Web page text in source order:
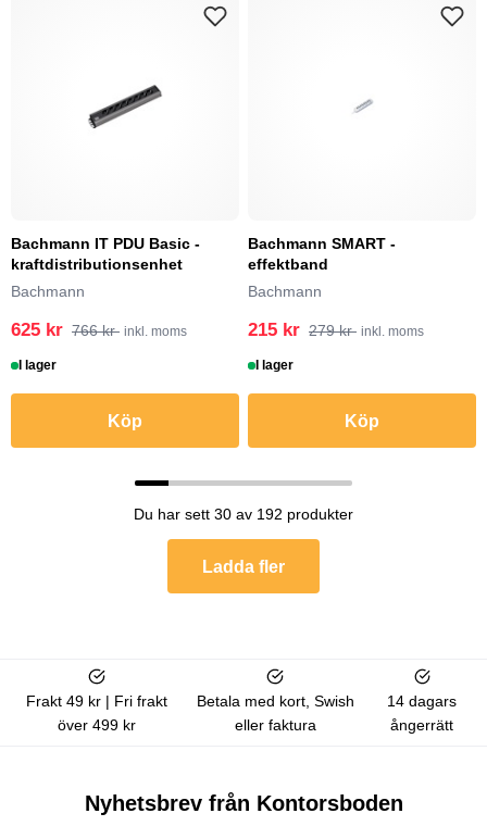
Bachmann IT PDU Basic -
kraftdistributionsenhet
Bachmann
625 kr 766 kr inkl. moms
I lager
Köp
Bachmann SMART -
effektband
Bachmann
215 kr 279 kr inkl. moms
I lager
Köp
Du har sett 30 av 192 produkter
Ladda fler
Frakt 49 kr | Fri frakt
över 499 kr
Betala med kort, Swish
eller faktura
14 dagars
ångerrätt
Nyhetsbrev från Kontorsboden